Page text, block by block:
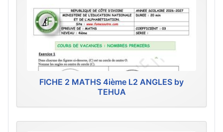
FICHE 2 MATHS 4ième L2 ANGLES by
TEHUA